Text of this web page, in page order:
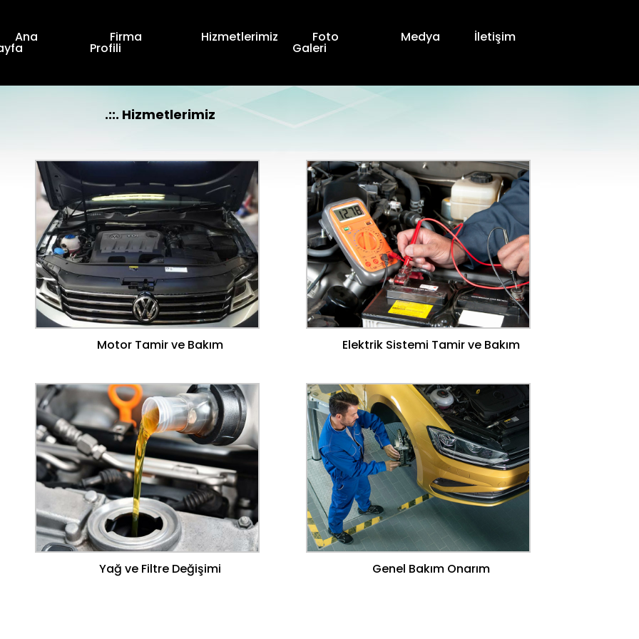
Ana Firma
Profili
Hizmetlerimiz Foto
Galeri
Medya İletişim
.::. Hizmetlerimiz
Motor Tamir ve Bakım Elektrik Sistemi Tamir ve Bakım
Yağ ve Filtre Değişimi Genel Bakım Onarım